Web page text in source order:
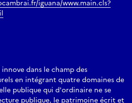
iguana/www.main.cls?
dans le champ des
en intégrant quatre domaines de
publique qui d'ordinaire ne se
publique, le patrimoine écrit et